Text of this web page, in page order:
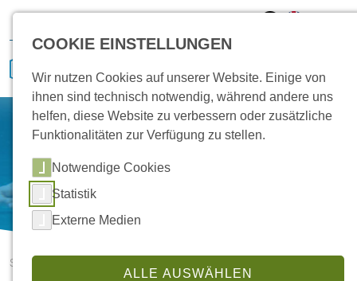
Startseite
COOKIE EINSTELLUNGEN
Wir nutzen Cookies auf unserer Website. Einige von
ihnen sind technisch notwendig, während andere uns
helfen, diese Website zu verbessern oder zusätzliche
Funktionalitäten zur Verfügung zu stellen.
Notwendige Cookies
Statistik
Externe Medien
ALLE AUSWÄHLEN